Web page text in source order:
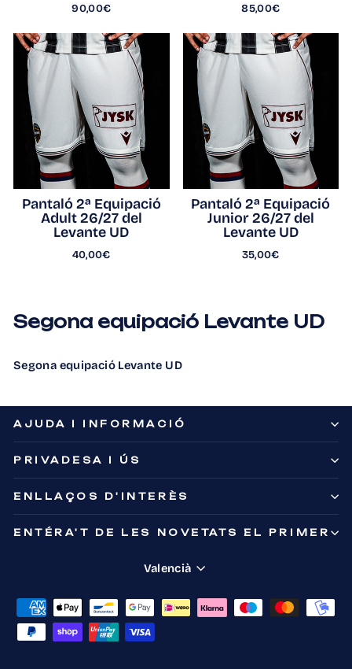
90,00€ 85,00€
Pantaló 2ª Equipació
Adult 26/27 del
Levante UD
40,00€
Pantaló 2ª Equipació
Junior 26/27 del
Levante UD
35,00€
Segona equipació Levante UD
Segona equipació Levante UD
AJUDA I INFORMACIÓ
PRIVADESA I ÚS
ENLLAÇOS D'INTERÈS
ENTÉRA'T DE LES NOVETATS EL PRIMER
Idioma
Valencià